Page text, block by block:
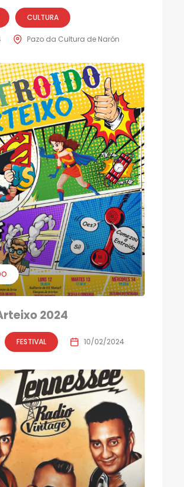
CULTURA
Pazo da Cultura de Narón
2024
FESTIVAL 10/02/2024